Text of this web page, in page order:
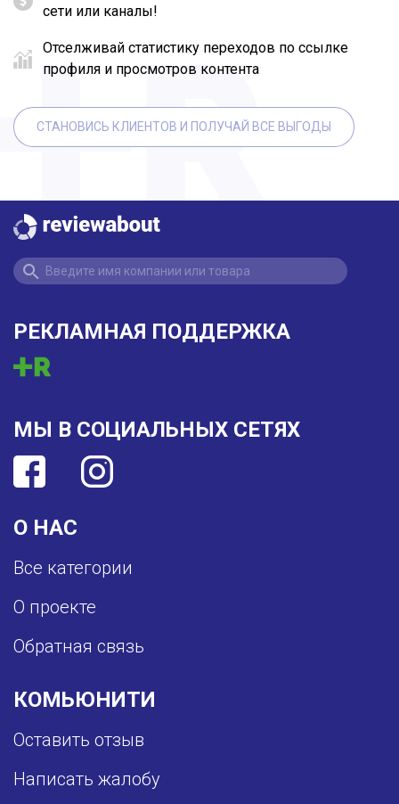
сети или каналы!
Отселживай статистику переходов по ссылке
профиля и просмотров контента
СТАНОВИСЬ КЛИЕНТОВ И ПОЛУЧАЙ ВСЕ ВЫГОДЫ
О НАС
Все категории
О проекте
Обратная связь
КОМЬЮНИТИ
Оставить отзыв
Написать жалобу
РЕКЛАМНАЯ ПОДДЕРЖКА
МЫ В СОЦИАЛЬНЫХ СЕТЯХ